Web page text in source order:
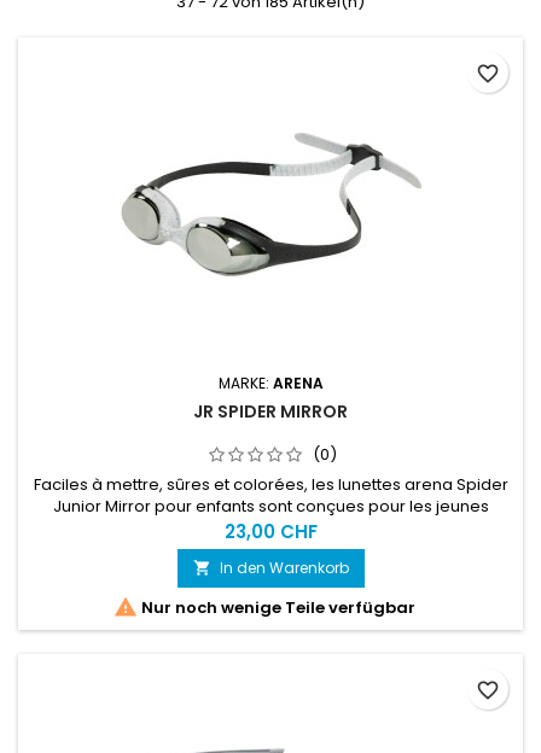
MARKE: ARENA
JR SPIDER MIRROR
(0)
Faciles à mettre, sûres et colorées, les lunettes arena Spider
Junior Mirror pour enfants sont conçues pour les jeunes
nageurs de 6 à 12 ans.
23,00 CHF
 In den Warenkorb
 Nur noch wenige Teile verfügbar
favorite_border
favorite_border